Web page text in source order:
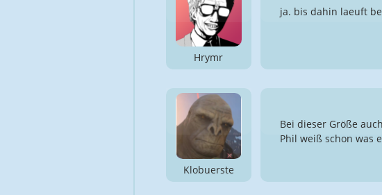
Hrymr
ja. bis dahin laeuft
Klobuerste
Bei dieser Größe
Phil weiß schon was